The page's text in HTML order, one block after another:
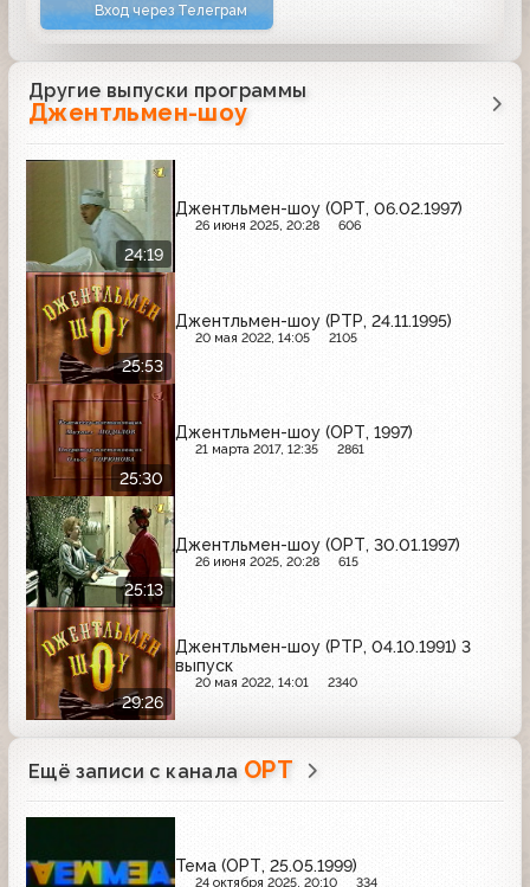
Вход через Телеграм
Другие выпуски программы
Джентльмен-шоу
24:19
Джентльмен-шоу (ОРТ, 06.02.1997)
26 июня 2025, 20:28 606
25:53
Джентльмен-шоу (РТР, 24.11.1995)
20 мая 2022, 14:05 2105
25:30
Джентльмен-шоу (ОРТ, 1997)
21 марта 2017, 12:35 2861
25:13
Джентльмен-шоу (ОРТ, 30.01.1997)
26 июня 2025, 20:28 615
29:26
Джентльмен-шоу (РТР, 04.10.1991) 3
выпуск
20 мая 2022, 14:01 2340
Ещё записи с канала ОРТ
Тема (ОРТ, 25.05.1999)
24 октября 2025, 20:10 334